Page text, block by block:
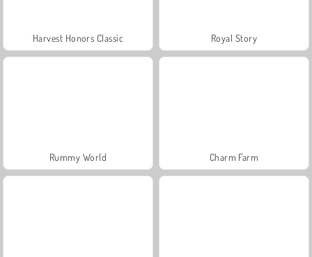
Harvest Honors Classic Royal Story
Rummy World Charm Farm